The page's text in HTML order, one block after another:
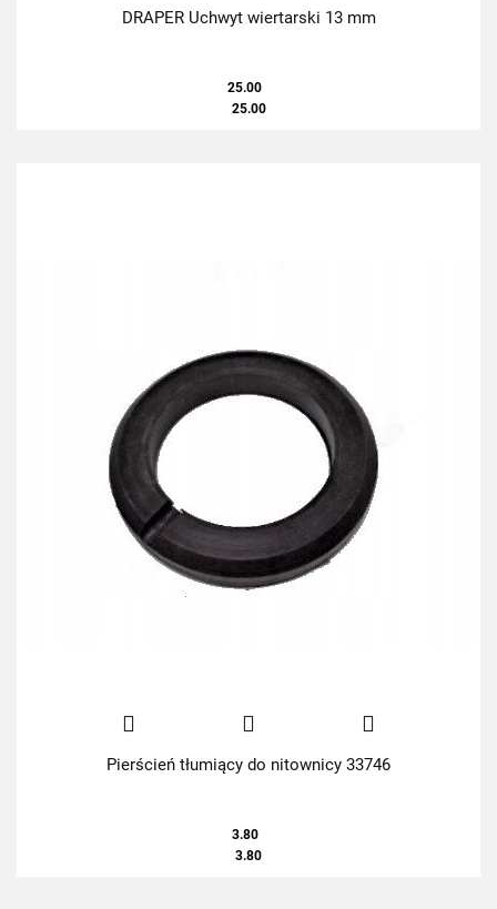
DRAPER Uchwyt wiertarski 13 mm
25.00
25.00
Pierścień tłumiący do nitownicy 33746
3.80
3.80